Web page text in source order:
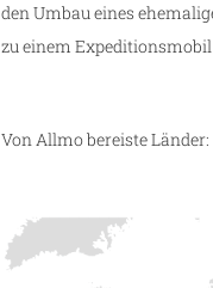
den Umbau eines
zu einem
Von Allmo bereiste Länder: